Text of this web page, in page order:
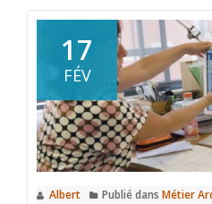
17
FÉV
Albert Publié dans Métier